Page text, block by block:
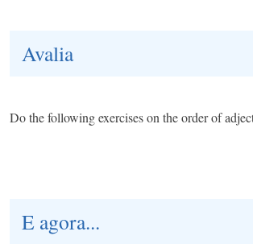
Avalia
Do the following exercises on the order of
E agora...